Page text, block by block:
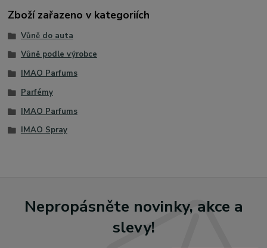
Zboží zařazeno v kategoriích
Vůně do auta
Vůně podle výrobce
IMAO Parfums
Parfémy
IMAO Parfums
IMAO Spray
Nepropásněte novinky, akce a
slevy!